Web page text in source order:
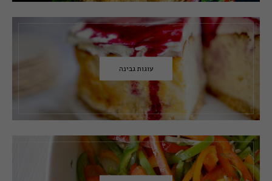
עוגות גבינה